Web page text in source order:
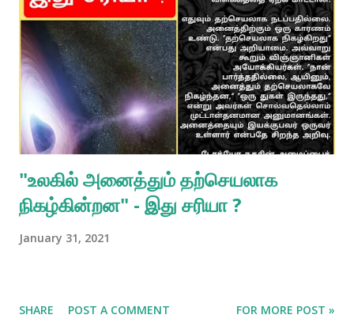
பிரபுபாதர் / பக்தி ரஸாம்ருத சிந்து / அத்யாயம் 9 ) 🍁🍁🍁🍁🍁🍁🍁
🍁🍁 ஹரே கிருஷ்ண ஹரே கிருஷ்ண கிருஷ்ண கிருஷ்ண ஹரே ஹரே
ஹரே ராம, ஹரே ராம, ராம ராம, ஹரே ஹரே 🍁🍁🍁🍁🍁🍁🍁🍁🍁 ஹரே
கிருஷ்ண🙏 🍁🍁🍁🍁🍁🍁🍁 மேலும் இதுபோன்ற ஆன்மீக
தகவல்களை படிக்க whatsapp அல்லது Telegram செயலியில்
பதிவிரக்கம் செய்து கீழ்க்க...
"உலகில் அனைத்தும் தற்செயலாக
நிகழ்கின்றன" - இது சரியா ?
January 31, 2021
SHARE POST A COMMENT FOR MORE POST »